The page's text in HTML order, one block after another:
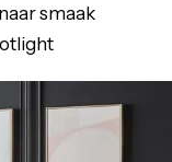
smaak